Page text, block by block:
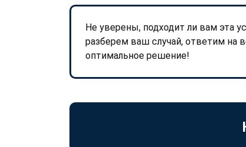
Не уверены, подходит ли вам эта
разберем ваш случай, ответим на
оптимальное решение!